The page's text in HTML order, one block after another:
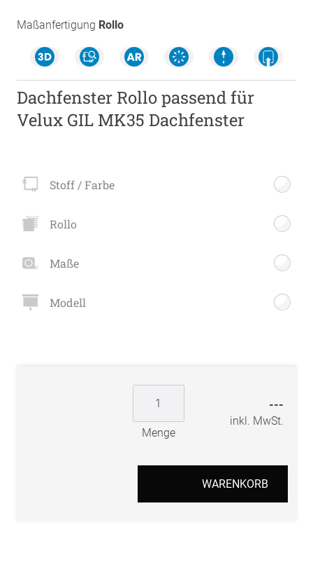
Maßanfertigung Rollo
Dachfenster Rollo passend für
Velux GIL MK35 Dachfenster
Stoff / Farbe
Rollo
Maße
Modell
Menge
---
inkl. MwSt.
WARENKORB